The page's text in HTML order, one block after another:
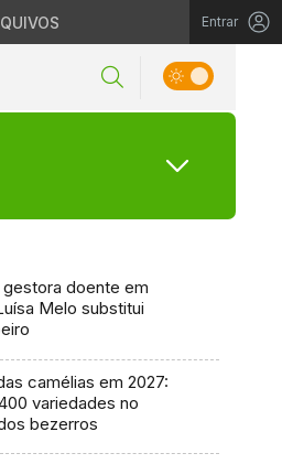
Entrar
gestora doente em
Melo substitui
camélias em 2027:
variedades no
bezerros